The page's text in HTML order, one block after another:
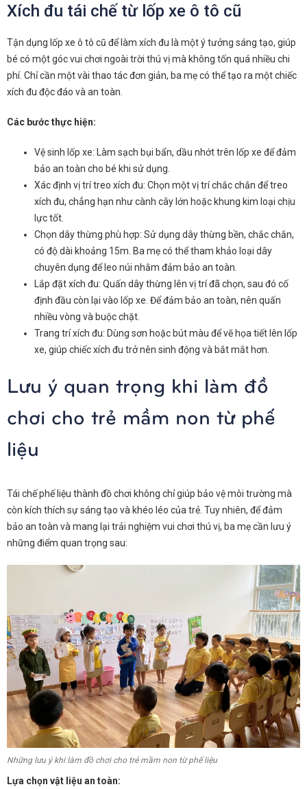
Xích đu tái chế từ lốp xe ô tô cũ
Tận dụng lốp xe ô tô cũ để làm xích đu là một ý tưởng sáng tạo, giúp
bé có một góc vui chơi ngoài trời thú vị mà không tốn quá nhiều chi
phí. Chỉ cần một vài thao tác đơn giản, ba mẹ có thể tạo ra một chiếc
xích đu độc đáo và an toàn.
Các bước thực hiện:
Vệ sinh lốp xe: Làm sạch bụi bẩn, dầu nhớt trên lốp xe để đảm
bảo an toàn cho bé khi sử dụng.
Xác định vị trí treo xích đu: Chọn một vị trí chắc chắn để treo
xích đu, chẳng hạn như cành cây lớn hoặc khung kim loại chịu
lực tốt.
Chọn dây thừng phù hợp: Sử dụng dây thừng bền, chắc chắn,
có độ dài khoảng 15m. Ba mẹ có thể tham khảo loại dây
chuyên dụng để leo núi nhằm đảm bảo an toàn.
Lắp đặt xích đu: Quấn dây thừng lên vị trí đã chọn, sau đó cố
định đầu còn lại vào lốp xe. Để đảm bảo an toàn, nên quấn
nhiều vòng và buộc chặt.
Trang trí xích đu: Dùng sơn hoặc bút màu để vẽ họa tiết lên lốp
xe, giúp chiếc xích đu trở nên sinh động và bắt mắt hơn.
Lưu ý quan trọng khi làm đồ
chơi cho trẻ mầm non từ phế
liệu
Tái chế phế liệu thành đồ chơi không chỉ giúp bảo vệ môi trường mà
còn kích thích sự sáng tạo và khéo léo của trẻ. Tuy nhiên, để đảm
bảo an toàn và mang lại trải nghiệm vui chơi thú vị, ba mẹ cần lưu ý
những điểm quan trọng sau:
Những lưu ý khi làm đồ chơi cho trẻ mầm non từ phế liệu
Lựa chọn vật liệu an toàn: